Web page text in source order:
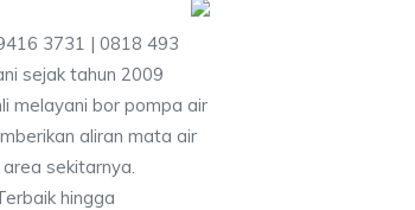
3731 | 0818 493
sejak tahun 2009
melayani bor pompa air
aliran mata air
sekitarnya.
hingga